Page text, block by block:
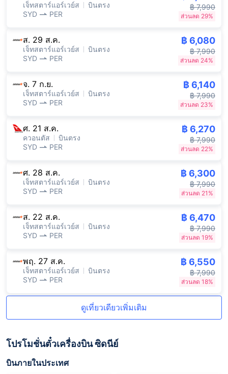
เจ็ทสตาร์แอร์เวย์ส
บินตรง
SYD
PER
฿ 7,990
ส่วนลด 29%
ส. 29 ส.ค.
เจ็ทสตาร์แอร์เวย์ส
บินตรง
SYD
PER
฿ 6,080
฿ 7,990
ส่วนลด 24%
จ. 7 ก.ย.
เจ็ทสตาร์แอร์เวย์ส
บินตรง
SYD
PER
฿ 6,140
฿ 7,990
ส่วนลด 23%
ศ. 21 ส.ค.
ควอนตัส
บินตรง
SYD
PER
฿ 6,270
฿ 7,990
ส่วนลด 22%
ศ. 28 ส.ค.
เจ็ทสตาร์แอร์เวย์ส
บินตรง
SYD
PER
฿ 6,300
฿ 7,990
ส่วนลด 21%
ส. 22 ส.ค.
เจ็ทสตาร์แอร์เวย์ส
บินตรง
SYD
PER
฿ 6,470
฿ 7,990
ส่วนลด 19%
พฤ. 27 ส.ค.
เจ็ทสตาร์แอร์เวย์ส
บินตรง
SYD
PER
฿ 6,550
฿ 7,990
ส่วนลด 18%
ดูเที่ยวเดียวเพิ่มเติม
โปรโมชั่นตั๋วเครื่องบิน ซิดนีย์
บินภายในประเทศ